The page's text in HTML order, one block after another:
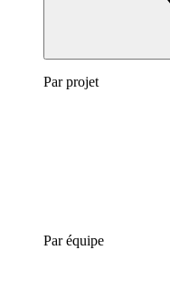
Par projet
Par équipe